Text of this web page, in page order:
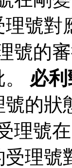
號對
號的
必
的狀
理號
理號